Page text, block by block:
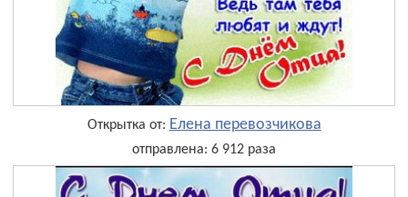
Открытка от: Елена перевозчикова
отправлена: 6 912 раза